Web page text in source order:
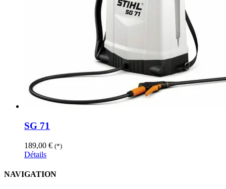
SG 71
189,00 € (*)
Détails
NAVIGATION